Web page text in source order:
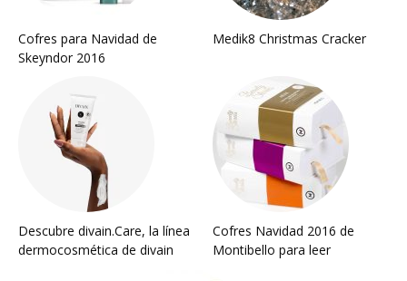
Cofres para Navidad de
Skeyndor 2016
Medik8 Christmas Cracker
Descubre divain.Care, la línea
dermocosmética de divain
Cofres Navidad 2016 de
Montibello para leer